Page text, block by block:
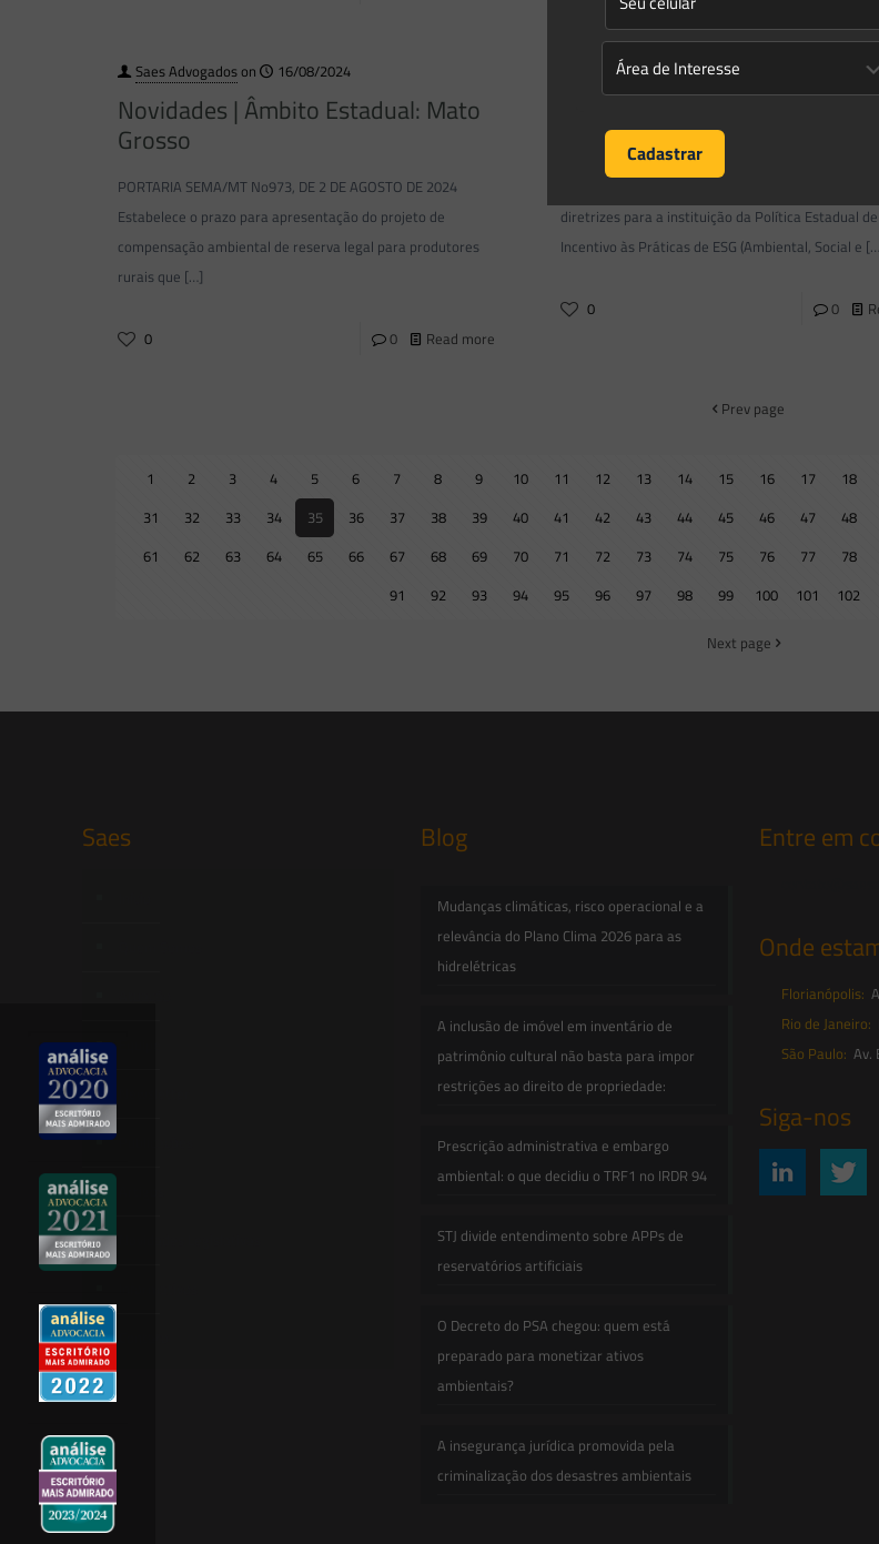
Saes Advogadoson 16/08/2024
Novidades | Âmbito Estadual: Mato
Grosso
PORTARIA SEMA/MT No973, DE 2 DE AGOSTO DE 2024
Estabelece o prazo para apresentação do projeto de
compensação ambiental de reserva legal para produtores
rurais que […]
0 0 Read more
Saes Advogadoson 16/08/2024
Maranhão
diretrizes para a instituição da Política Estadual de
Incentivo às Práticas de ESG (Ambiental, Social e
0 0
Prev page
1 2 3 4 5 6 7 8 9 10 11 12 13 14 15 16 17 18
31
32 33 34 35 36 37 38 39 40 41 42 43 44 45 46 47 48
61
62 63 64 65 66 67 68 69 70 71 72 73 74 75 76 77 78
91
92 93 94 95 96 97 98 99 100 101 102
Next page
Saes Blog
Mudanças climáticas, risco operacional e a
relevância do Plano Clima 2026 para as
hidrelétricas
A inclusão de imóvel em inventário de
patrimônio cultural não basta para impor
restrições ao direito de propriedade:
Prescrição administrativa e embargo
ambiental: o que decidiu o TRF1 no IRDR 94
STJ divide entendimento sobre APPs de
reservatórios artificiais
O Decreto do PSA chegou: quem está
preparado para monetizar ativos
ambientais?
A insegurança jurídica promovida pela
criminalização dos desastres ambientais
Entre em
Onde
Florianópolis:
Rio de Janeiro:
São Paulo: Av.
Siga-nos